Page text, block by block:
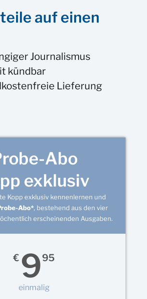
auf einen
Journalismus
kündbar
Lieferung
Abo
exklusiv
Kopp exklusiv kennenlernen und
Abo*, bestehend aus den vier
erscheinenden Ausgaben.
€ 995
einmalig